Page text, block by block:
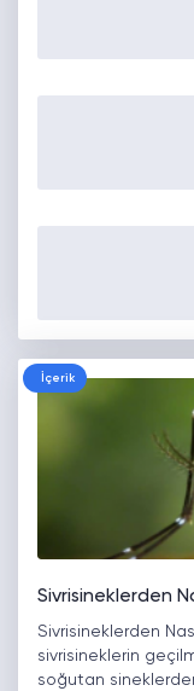
İçerik
Sivrisineklerden
Sivrisineklerden
sivrisineklerin
soğutan